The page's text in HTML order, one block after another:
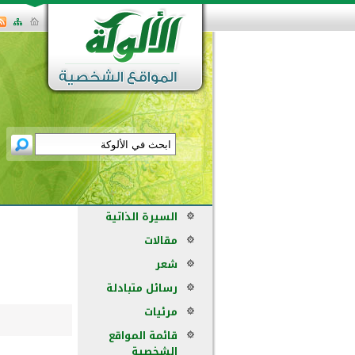
السيرة الذاتية
مقالات
شعر
رسائل متبادلة
مرئيات
قائمة المواقع